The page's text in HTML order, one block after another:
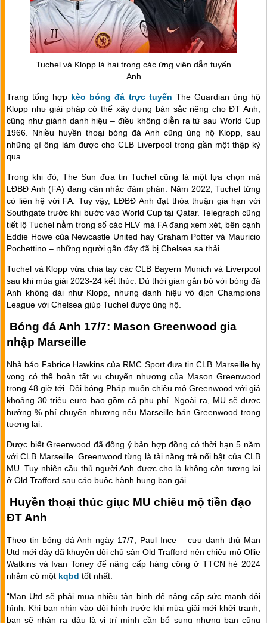
Tuchel và Klopp là hai trong các ứng viên dẫn tuyển
Anh
Trang tổng hợp kèo bóng đá trực tuyến The Guardian ủng hộ
Klopp như giải pháp có thể xây dựng bản sắc riêng cho ĐT Anh,
cũng như giành danh hiệu – điều không diễn ra từ sau World Cup
1966. Nhiều huyền thoại bóng đá Anh cũng ủng hộ Klopp, sau
những gì ông làm được cho CLB Liverpool trong gần một thập kỷ
qua.
Trong khi đó, The Sun đưa tin Tuchel cũng là một lựa chọn mà
LĐBĐ Anh (FA) đang cân nhắc đàm phán. Năm 2022, Tuchel từng
có liên hệ với FA. Tuy vậy, LĐBĐ Anh đạt thỏa thuận gia hạn với
Southgate trước khi bước vào World Cup tại Qatar. Telegraph cũng
tiết lộ Tuchel nằm trong số các HLV mà FA đang xem xét, bên cạnh
Eddie Howe của Newcastle United hay Graham Potter và Mauricio
Pochettino – những người gần đây đã bị Chelsea sa thải.
Tuchel và Klopp vừa chia tay các CLB Bayern Munich và Liverpool
sau khi mùa giải 2023-24 kết thúc. Dù thời gian gắn bó với bóng đá
Anh không dài như Klopp, nhưng danh hiệu vô địch Champions
League với Chelsea giúp Tuchel được ủng hộ.
Bóng đá Anh 17/7: Mason Greenwood gia
nhập Marseille
Nhà báo Fabrice Hawkins của RMC Sport đưa tin CLB Marseille hy
vọng có thể hoàn tất vụ chuyển nhượng của Mason Greenwood
trong 48 giờ tới. Đội bóng Pháp muốn chiêu mộ Greenwood với giá
khoảng 30 triệu euro bao gồm cả phụ phí. Ngoài ra, MU sẽ được
hưởng % phí chuyển nhượng nếu Marseille bán Greenwood trong
tương lai.
Được biết Greenwood đã đồng ý bản hợp đồng có thời hạn 5 năm
với CLB Marseille. Greenwood từng là tài năng trẻ nổi bật của CLB
MU. Tuy nhiên cầu thủ người Anh được cho là không còn tương lai
ở Old Trafford sau cáo buộc hành hung bạn gái.
Huyền thoại thúc giục MU chiêu mộ tiền đạo
ĐT Anh
Theo tin bóng đá Anh ngày 17/7, Paul Ince – cựu danh thủ Man
Utd mới đây đã khuyên đội chủ sân Old Trafford nên chiêu mộ Ollie
Watkins và Ivan Toney để nâng cấp hàng công ở TTCN hè 2024
nhằm có một kqbd tốt nhất.
“Man Utd sẽ phải mua nhiều tân binh để nâng cấp sức mạnh đội
hình. Khi bạn nhìn vào đội hình trước khi mùa giải mới khởi tranh,
bạn sẽ nhận ra đâu là vị trí mình cần bổ sung nhưng bạn cũng